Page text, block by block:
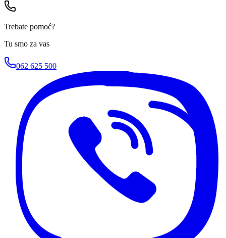
Trebate pomoć?
Tu smo za vas
062 625 500